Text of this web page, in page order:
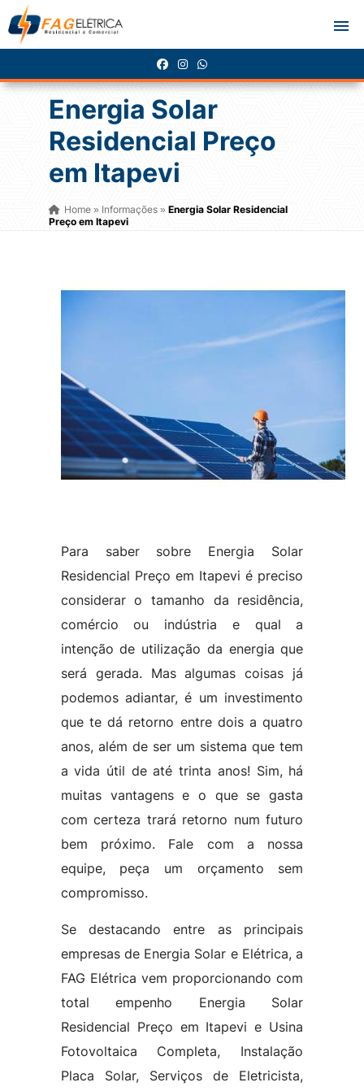
Energia Solar
Residencial Preço
em Itapevi
Home» Informações » Energia Solar Residencial
Preço em Itapevi
Para saber sobre Energia Solar
Residencial Preço em Itapevi é preciso
considerar o tamanho da residência,
comércio ou indústria e qual a
intenção de utilização da energia que
será gerada. Mas algumas coisas já
podemos adiantar, é um investimento
que te dá retorno entre dois a quatro
anos, além de ser um sistema que tem
a vida útil de até trinta anos! Sim, há
muitas vantagens e o que se gasta
com certeza trará retorno num futuro
bem próximo. Fale com a nossa
equipe, peça um orçamento sem
compromisso.
Se destacando entre as principais
empresas de Energia Solar e Elétrica, a
FAG Elétrica vem proporcionando com
total empenho Energia Solar
Residencial Preço em Itapevi e Usina
Fotovoltaica Completa, Instalação
Placa Solar, Serviços de Eletricista,